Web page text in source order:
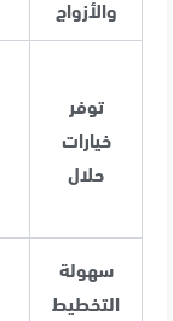
والأزواج
توفر
خيارات
حلال
سهولة
التخطيط